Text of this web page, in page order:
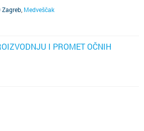
Zagreb Medveščak
I PROMET OČNIH